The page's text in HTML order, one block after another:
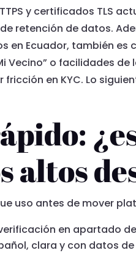
y certificados TLS
retención de datos.
en Ecuador, también
Vecino” o facilidades
en KYC. Lo
uso antes de mover
en apartado
clara y con datos